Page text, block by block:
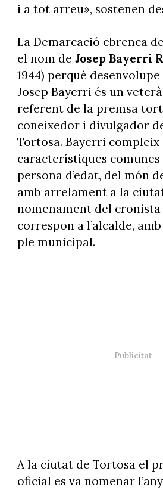
i a tot arreu», sostenen
La Demarcació ebrenca
el nom de Josep Bayerri
1944) perquè desenvolupe
Josep Bayerri és un
referent de la premsa
coneixedor i divulgador
Tortosa. Bayerri compleix
característiques comunes
persona d’edat, del món
amb arrelament a la
nomenament del
correspon a l’alcalde,
ple municipal.
A la ciutat de Tortosa el
oficial es va nomenar